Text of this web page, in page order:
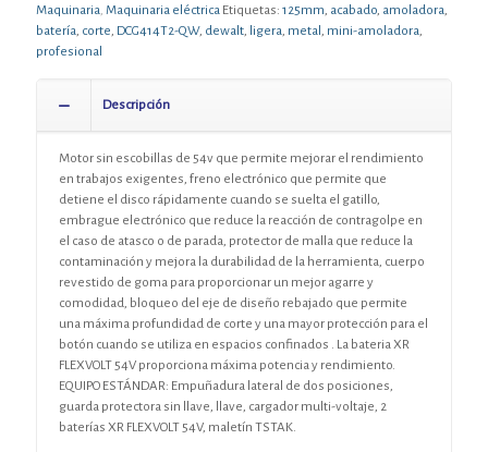
Maquinaria, Maquinaria eléctrica Etiquetas: 125mm, acabado, amoladora,
batería, corte, DCG414T2-QW, dewalt, ligera, metal , mini-amoladora,
profesional
Descripción
Motor sin escobillas de 54v que permite mejorar el rendimiento
en trabajos exigentes, freno electrónico que permite que
detiene el disco rápidamente cuando se suelta el gatillo,
embrague electrónico que reduce la reacción de contragolpe en
el caso de atasco o de parada, protector de malla que reduce la
contaminación y mejora la durabilidad de la herramienta, cuerpo
revestido de goma para proporcionar un mejor agarre y
comodidad, bloqueo del eje de diseño rebajado que permite
una máxima profundidad de corte y una mayor protección para el
botón cuando se utiliza en espacios confinados . La bateria XR
FLEXVOLT 54V proporciona máxima potencia y rendimiento.
EQUIPO ESTÁNDAR: Empuñadura lateral de dos posiciones,
guarda protectora sin llave, llave, cargador multi-voltaje, 2
baterías XR FLEXVOLT 54V, maletín TSTAK.